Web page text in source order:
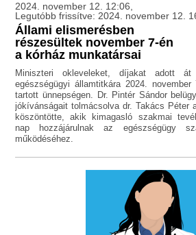
2024. november 12. 12:06,
Legutóbb frissítve: 2024. november 12.
Állami elismerésben
részesültek november 7-én
a kórház munkatársai
Miniszteri okleveleket, díjakat adott át
egészségügyi államtitkára 2024.
tartott ünnepségen. Dr. Pintér Sándor
jókívánságait tolmácsolva dr. Takács Péter
köszöntötte, akik kimagasló szakmai
nap hozzájárulnak az egészségügy
működéséhez.